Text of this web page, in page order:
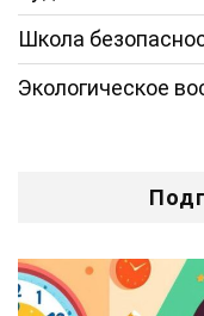
Школа
Экологическое